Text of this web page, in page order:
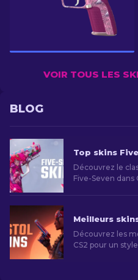
VOIR TOUS LES
BLOG
Découvrez le
Five-Seven
Découvrez les
CS2 pour un